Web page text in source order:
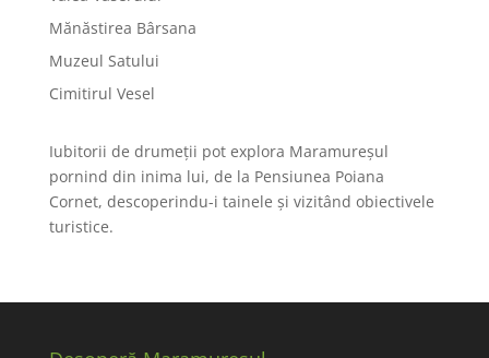
Mănăstirea Bârsana
Muzeul Satului
Cimitirul Vesel
Iubitorii de drumeții pot explora Maramureșul
pornind din inima lui, de la Pensiunea Poiana
Cornet, descoperindu-i tainele și vizitând obiectivele
turistice.